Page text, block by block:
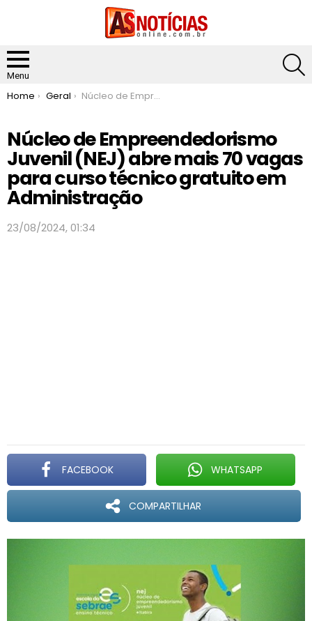
Menu
You are here:
Home Geral Núcleo de Empreendedorismo Juvenil (NEJ) abre mais 70 vagas para curso técnico gratuito em Administração
Núcleo de Empreendedorismo
Juvenil (NEJ) abre mais 70 vagas
para curso técnico gratuito em
Administração
23/08/2024, 01:34
FACEBOOK WHATSAPP
COMPARTILHAR